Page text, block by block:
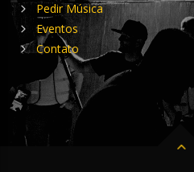
Pedir Música
Eventos
Contato